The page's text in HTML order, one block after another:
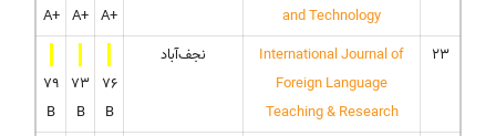
and Technology
A+
A+
A+
23
International Journal of
Foreign Language
Teaching & Research
نجف‌آباد
76
B
73
B
79
B